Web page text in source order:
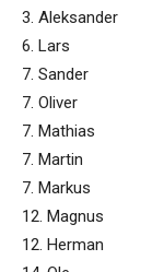
3. Aleksander
6. Lars
7. Sander
7. Oliver
7. Mathias
7. Martin
7. Markus
12. Magnus
12. Herman